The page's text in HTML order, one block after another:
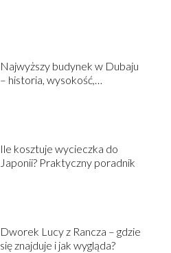
Najwyższy budynek w Dubaju
– historia, wysokość,
Ile kosztuje wycieczka do
Japonii? Praktyczny poradnik
Dworek Lucy z Rancza – gdzie
się znajduje i jak wygląda?